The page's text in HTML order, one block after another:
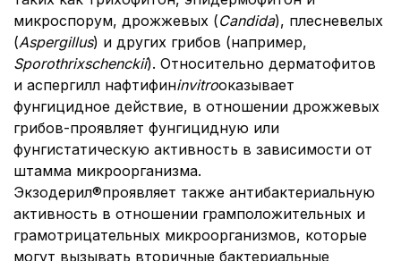
микроспорум, дрожжевых (Candida), плесневелых
(Aspergillus) и других грибов (например,
Sporothrixschenckii). Относительно дерматофитов
и аспергилл нафтифинinvitroоказывает
фунгицидное действие, в отношении дрожжевых
грибов-проявляет фунгицидную или
фунгистатическую активность в зависимости от
штамма микроорганизма.
Экзодерил®проявляет также антибактериальную
активность в отношении грамположительных и
грамотрицательных микроорганизмов, которые
могут вызывать вторичные бактериальные